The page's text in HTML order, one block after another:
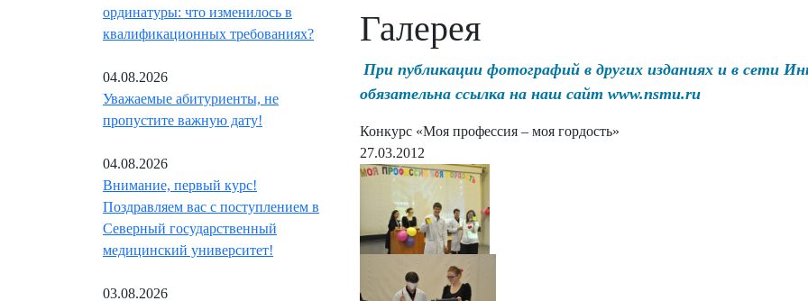
ординатуры: что изменилось в
квалификационных требованиях?
04.08.2026
Уважаемые абитуриенты, не
пропустите важную дату!
04.08.2026
Внимание, первый курс!
Поздравляем вас с поступлением в
Северный государственный
медицинский университет!
03.08.2026
Галерея
При публикации фотографий в других изданиях и в сети
обязательна ссылка на наш сайт www.nsmu.ru
Конкурс «Моя профессия – моя гордость»
27.03.2012